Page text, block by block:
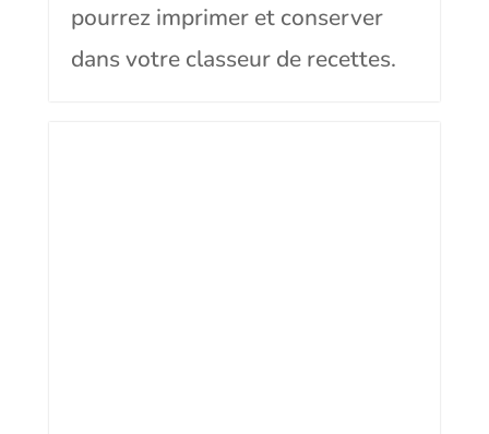
pourrez imprimer et conserver
dans votre classeur de recettes.